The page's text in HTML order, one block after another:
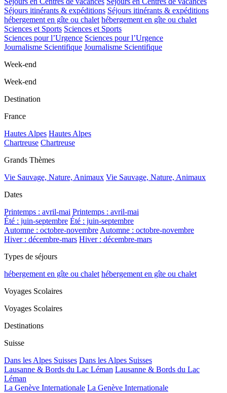
Séjours itinérants & expéditions Séjours itinérants & expéditions
hébergement en gîte ou chalet hébergement en gîte ou chalet
Sciences et Sports Sciences et Sports
Sciences pour l’Urgence Sciences pour l’Urgence
Journalisme Scientifique Journalisme Scientifique
Week-end
Week-end
Destination
France
Hautes Alpes Hautes Alpes
Chartreuse Chartreuse
Grands Thèmes
Vie Sauvage, Nature, Animaux Vie Sauvage, Nature, Animaux
Dates
Printemps : avril-mai Printemps : avril-mai
Été : juin-septembre Été : juin-septembre
Automne : octobre-novembre Automne : octobre-novembre
Hiver : décembre-mars Hiver : décembre-mars
Types de séjours
hébergement en gîte ou chalet hébergement en gîte ou chalet
Voyages Scolaires
Voyages Scolaires
Destinations
Suisse
Dans les Alpes Suisses Dans les Alpes Suisses
Lausanne & Bords du Lac Léman Lausanne & Bords du Lac
Léman
La Genève Internationale La Genève Internationale